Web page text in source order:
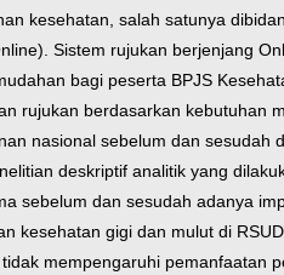
kesehatan, salah satunya
Sistem rujukan berjenjang
bagi peserta BPJS
rujukan berdasarkan kebutuhan
nasional sebelum dan sesudah
deskriptif analitik yang
sebelum dan sesudah adanya
kesehatan gigi dan mulut di
mempengaruhi pemanfaatan